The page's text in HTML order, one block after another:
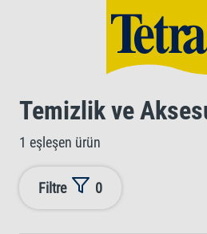
Temizlik ve
1 eşleşen ürün
Filtre 0